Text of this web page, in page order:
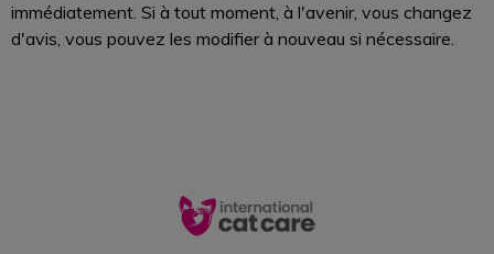
immédiatement. Si à tout moment, à l'avenir, vous changez
d'avis, vous pouvez les modifier à nouveau si nécessaire.